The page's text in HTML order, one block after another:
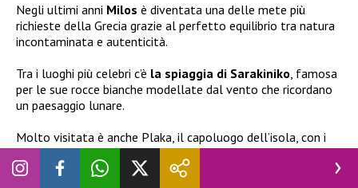
Negli ultimi anni Milos è diventata una delle mete più
richieste della Grecia grazie al perfetto equilibrio tra natura
incontaminata e autenticità.
Tra i luoghi più celebri c’è la spiaggia di Sarakiniko , famosa
per le sue rocce bianche modellate dal vento che ricordano
un paesaggio lunare.
Molto visitata è anche Plaka, il capoluogo dell’isola, con i
suoi vicoli bianchi e i tramonti spettacolari, oltre alla
suggestiva baia di Kleftiko, raggiungibile prevalentemente